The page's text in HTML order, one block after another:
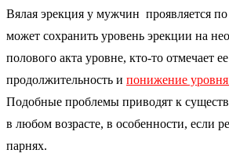
Вялая эрекция у мужчин проявляется
может сохранить уровень эрекции на
полового акта уровне, кто-то отмечает
продолжительность и понижение
Подобные проблемы приводят к
в любом возрасте, в особенности, если
парнях.